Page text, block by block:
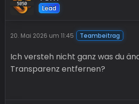
Lead
20. Mai 2026 um 11:45 Teambeitrag
Ich versteh nicht ganz was du
Transparenz entfernen?